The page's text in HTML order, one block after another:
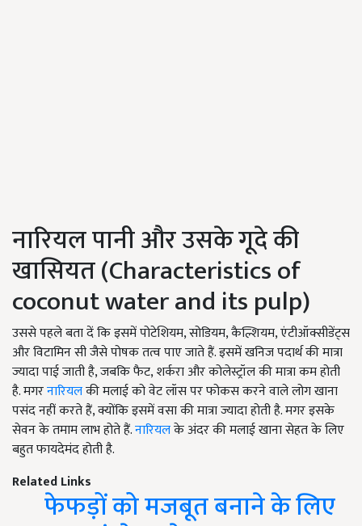
नारियल पानी और उसके गूदे की
खासियत (Characteristics of
coconut water and its pulp)
उससे पहले बता दें कि इसमें पोटेशियम, सोडियम, कैल्शियम, एंटीऑक्सीडेंट्स
और विटामिन सी जैसे पोषक तत्व पाए जाते हैं. इसमें खनिज पदार्थ की मात्रा
ज्यादा पाई जाती है, जबकि फैट, शर्करा और कोलेस्ट्रॉल की मात्रा कम होती
है. मगरनारियलकी मलाई को वेट लॉस पर फोकस करने वाले लोग खाना
पसंद नहीं करते हैं, क्योंकि इसमें वसा की मात्रा ज्यादा होती है. मगर इसके
सेवन के तमाम लाभ होते हैं.नारियलके अंदर की मलाई खाना सेहत के लिए
बहुत फायदेमंद होती है.
Related Links
फेफड़ों को मजबूत बनाने के लिए